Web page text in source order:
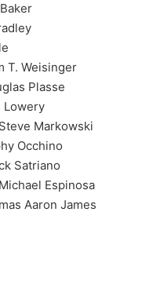
Weisinger
Plasse
Markowski
Espinosa
Aaron James